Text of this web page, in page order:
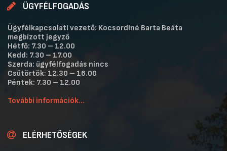
ÜGYFÉLFOGADÁS
Ügyfélkapcsolati vezető: Kocsordiné Barta Beáta
megbízott jegyző
Hétfő: 7.30 – 12.00
Kedd: 7.30 – 17.00
Szerda: ügyfélfogadás nincs
Csütörtök: 12.30 – 16.00
Péntek: 7.30 – 12.00
További információk...
ELÉRHETŐSÉGEK